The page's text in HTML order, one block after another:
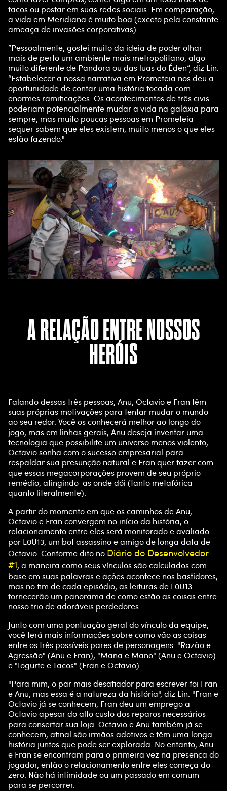
tacos ou postar em suas redes sociais. Em comparação,
a vida em Meridiana é muito boa (exceto pela constante
ameaça de invasões corporativas).
“Pessoalmente, gostei muito da ideia de poder olhar
mais de perto um ambiente mais metropolitano, algo
muito diferente de Pandora ou das luas do Éden”, diz Lin.
“Estabelecer a nossa narrativa em Prometeia nos deu a
oportunidade de contar uma história focada com
enormes ramificações. Os acontecimentos de três civis
poderiam potencialmente mudar a vida na galáxia para
sempre, mas muito poucas pessoas em Prometeia
sequer sabem que eles existem, muito menos o que eles
estão fazendo."
A RELAÇÃO ENTRE NOSSOS
HERÓIS
Falando dessas três pessoas, Anu, Octavio e Fran têm
suas próprias motivações para tentar mudar o mundo
ao seu redor. Você os conhecerá melhor ao longo do
jogo, mas em linhas gerais, Anu deseja inventar uma
tecnologia que possibilite um universo menos violento,
Octavio sonha com o sucesso empresarial para
respaldar sua presunção natural e Fran quer fazer com
que essas megacorporações provem de seu próprio
remédio, atingindo-as onde dói (tanto metafórica
quanto literalmente).
A partir do momento em que os caminhos de Anu,
Octavio e Fran convergem no início da história, o
relacionamento entre eles será monitorado e avaliado
por L0U13, um bot assassino e amigo de longa data de
Octavio. Conforme dito no Diário do Desenvolvedor
#1, a maneira como seus vínculos são calculados com
base em suas palavras e ações acontece nos bastidores,
mas no fim de cada episódio, as leituras de L0U13
fornecerão um panorama de como estão as coisas entre
nosso trio de adoráveis perdedores.
Junto com uma pontuação geral do vínculo da equipe,
você terá mais informações sobre como vão as coisas
entre os três possíveis pares de personagens: "Razão e
Agressão" (Anu e Fran), "Mana e Mano" (Anu e Octavio)
e "Iogurte e Tacos" (Fran e Octavio).
"Para mim, o par mais desafiador para escrever foi Fran
e Anu, mas essa é a natureza da história", diz Lin. "Fran e
Octavio já se conhecem, Fran deu um emprego a
Octavio apesar do alto custo dos reparos necessários
para consertar sua loja. Octavio e Anu também já se
conhecem, afinal são irmãos adotivos e têm uma longa
história juntos que pode ser explorada. No entanto, Anu
e Fran se encontram para o primeira vez na presença do
jogador, então o relacionamento entre eles começa do
zero. Não há intimidade ou um passado em comum
para se percorrer.